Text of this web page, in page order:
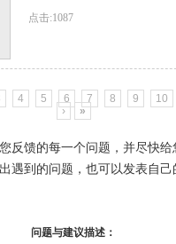
点击:1087
4 5 6 7 8 9 10
›
»
反馈的每一个问题，并尽快给
遇到的问题，也可以发表自己
问题与建议描述：